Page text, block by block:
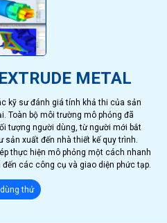
METAL
kỹ sư đánh giá tính khả thi của sản
Toàn bộ môi trường mô phỏng đã
tượng người dùng, từ người mới bắt
xuất đến nhà thiết kế quy trình.
thực hiện mô phỏng một cách nhanh
các công cụ và giao diện phức tạp.
thử